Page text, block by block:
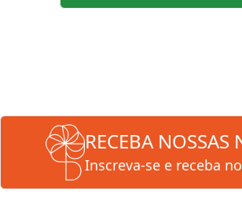
RECEBA NOSSAS
Inscreva-se e receba